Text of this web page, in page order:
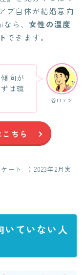
プ自体が結婚意向
ら、 女性の温度
できます。
谷口テツ
向が
は環
ちら
ート （ 2023年2月実
いていない人